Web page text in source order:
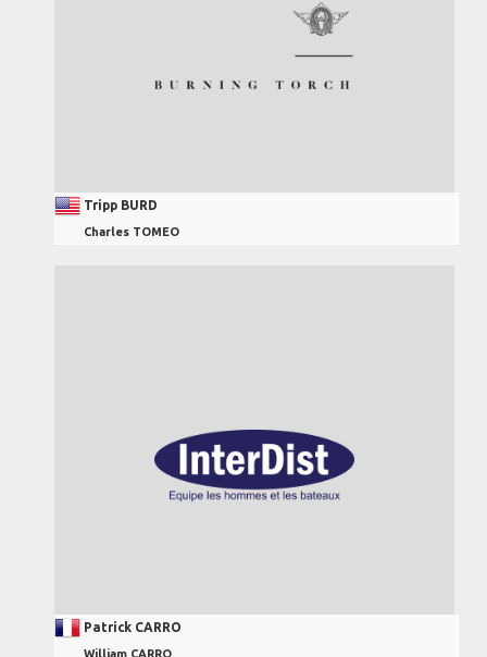
Tripp BURD
Charles TOMEO
Patrick CARRO
William CARRO